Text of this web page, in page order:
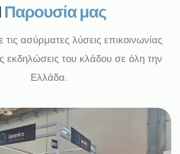
Παρουσία μας
ασύρματες λύσεις επικοινωνίας
εκδηλώσεις του κλάδου σε όλη την
Ελλάδα.